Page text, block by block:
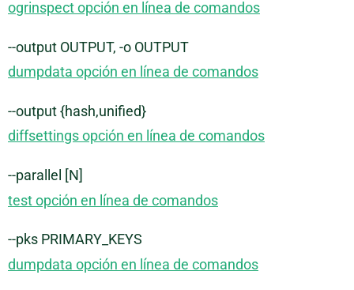
ogrinspect opción en línea de comandos
--output OUTPUT, -o OUTPUT
dumpdata opción en línea de comandos
--output {hash,unified}
diffsettings opción en línea de comandos
--parallel [N]
test opción en línea de comandos
--pks PRIMARY_KEYS
dumpdata opción en línea de comandos